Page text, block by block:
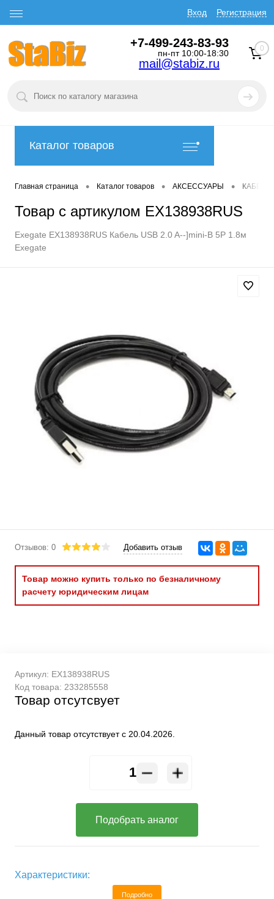
Вход Регистрация
+7-499-243-83-93
пн-пт 10:00-18:30
mail@stabiz.ru
0
Каталог товаров
Главная страница • Каталог товаров • АКСЕССУАРЫ •
Товар с артикулом EX138938RUS
Exegate EX138938RUS Кабель USB 2.0 A--]mini-B 5P 1.8м
Exegate
Отзывов: 0 Добавить отзыв
Товар можно купить только по безналичному
расчету юридическим лицам
Артикул: EX138938RUS
Код товара: 233285558
Товар отсутсвует
Данный товар отсутствует с 20.04.2026.
Подобрать аналог
Характеристики:
Подробно